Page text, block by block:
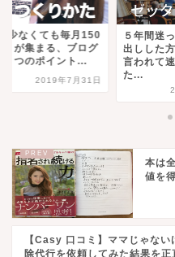
少なくても毎月150
トが集まる、ブログ
４つのポイント...
2019年7月31日
５年間迷
出しした
言われて
た...
本は
値を
【Casy 口コミ】ママじゃない
除代行を依頼してみた結果を正